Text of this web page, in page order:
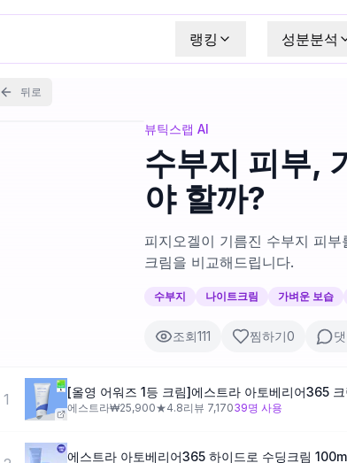
랭킹 성분분석
뒤로
뷰틱스랩 AI
수부지 피부,
야 할까?
피지오겔이 기름진 수부지 피
크림을 비교해드립니다.
수부지 나이트크림 가벼운 보습
조회111 찜하기0
1 [올영 어워즈 1등 크림]에스트라 아토베리어365
에스트라₩25,900★4.8리뷰 7,17039명 사용